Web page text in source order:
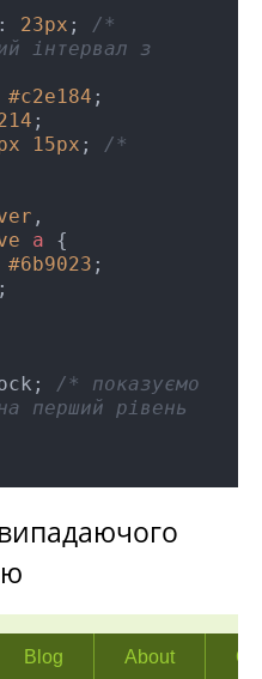
: 23px ; /*
інтервал з
#c2e184 ;
;
15px ; /*
a {
#6b9023 ;
;
/* показуємо
перший рівень